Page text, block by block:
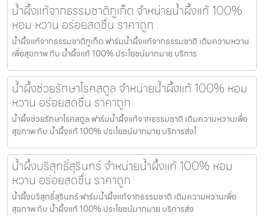
น้ำผึ้งแท้จากธรรมชาติภูเก็ต จำหน่ายน้ำผึ้งแท้ 100%
หอม หวาน อร่อยสดชื่น ราคาถูก
น้ำผึ้งแท้จากธรรมชาติภูเก็ต ฟาร์มน้ำผึ้งแท้จากธรรมชาติ เติมความหวาน
เพื่อสุขภาพ กับ น้ำผึ้งแท้ 100% ประโยชน์มากมาย บริการ
น้ำผึ้งช่วยรักษาโรคสตูล จำหน่ายน้ำผึ้งแท้ 100% หอม
หวาน อร่อยสดชื่น ราคาถูก
น้ำผึ้งช่วยรักษาโรคสตูล ฟาร์มน้ำผึ้งแท้จากธรรมชาติ เติมความหวานเพื่อ
สุขภาพ กับ น้ำผึ้งแท้ 100% ประโยชน์มากมาย บริการส่งไ
น้ำผึ้งบริสุทธิ์สุรินทร์ จำหน่ายน้ำผึ้งแท้ 100% หอม
หวาน อร่อยสดชื่น ราคาถูก
น้ำผึ้งบริสุทธิ์สุรินทร์ ฟาร์มน้ำผึ้งแท้จากธรรมชาติ เติมความหวานเพื่อ
สุขภาพ กับ น้ำผึ้งแท้ 100% ประโยชน์มากมาย บริการส่ง